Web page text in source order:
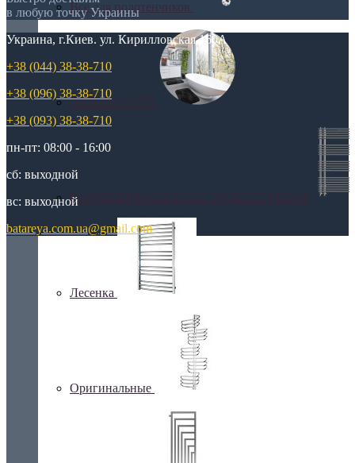
Все для полотенчиков
ДЛЯ ВАННОЙ
КОМБИНИРОВАННЫЕ ПОЛОТЕНЧИКИ
Лесенка
Оригинальные
в любую точку Украины
Украина, г.Киев. ул. Кирилловская,160А
+38 (044) 38-38-710
+38 (096) 38-38-710
+38 (093) 38-38-710
пн-пт: 08:00 - 16:00
сб: выходной
вс: выходной
batareya.com.ua@gmail.com